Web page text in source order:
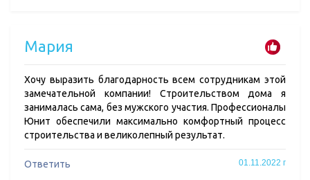
Мария
Хочу выразить благодарность всем сотрудникам этой
замечательной компании! Строительством дома я
занималась сама, без мужского участия. Профессионалы
Юнит обеспечили максимально комфортный процесс
строительства и великолепный результат.
Ответить 01.11.2022 г